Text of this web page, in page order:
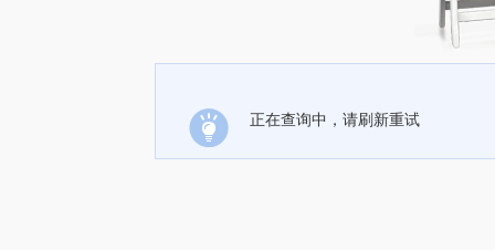
正在查询中，请刷新重试